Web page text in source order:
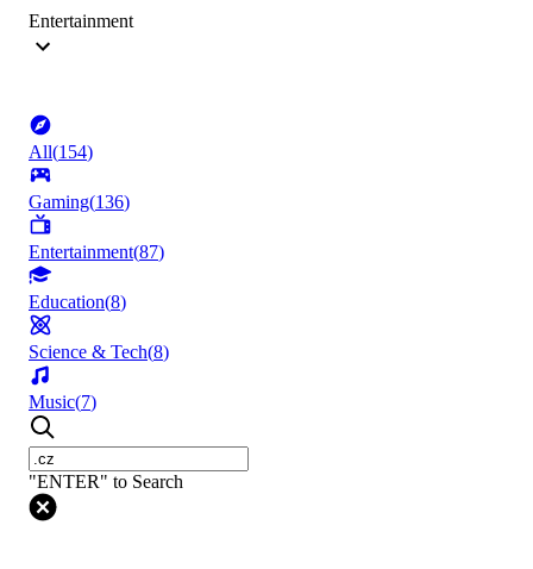
Entertainment
All(154)
Gaming(136)
Entertainment(87)
Education(8)
Science & Tech(8)
Music(7)
"ENTER" to Search